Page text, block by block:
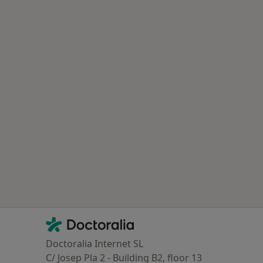
Contacto
Doctoralia - Página de inicio
Doctoralia Internet SL
C/ Josep Pla 2 - Building B2, floor 13